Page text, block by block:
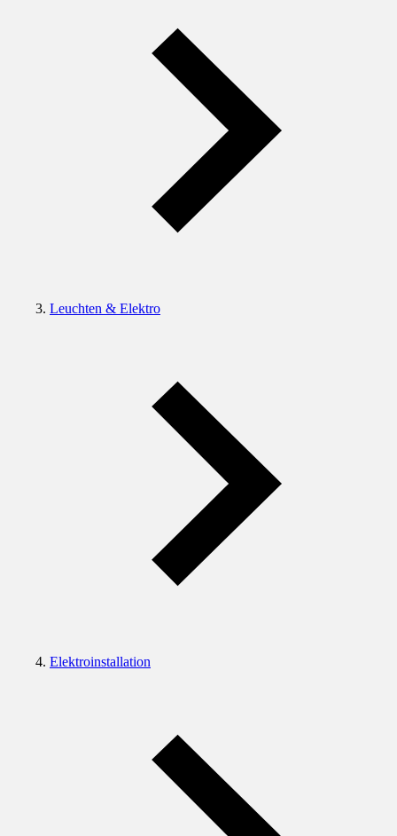
Leuchten & Elektro
Elektroinstallation